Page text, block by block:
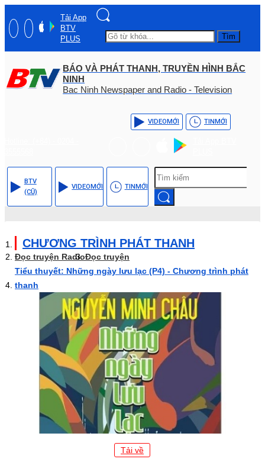
Tải App
BTV
PLUS
Tìm
BÁO VÀ PHÁT THANH, TRUYỀN HÌNH BẮC
NINH
Bac Ninh Newspaper and Radio - Television
VIDEOMỚI TINMỚI
BTV
(CŨ)
VIDEOMỚI TINMỚI
CHƯƠNG TRÌNH PHÁT THANH
Đọc truyện RadioĐọc truyện
Tiểu thuyết: Những ngày lưu lạc (P4) - Chương trình phát
thanh
Tải về